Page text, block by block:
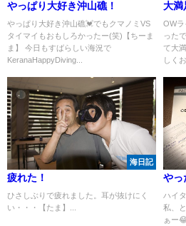
やっぱり大好き沖山礁！
やっぱり大好き沖山礁💓でもクマノミVS
タイマイもおもしろかったー(笑)【ちーま
ま】 今日もすばらしい海況で
KeranaHappyDiving...
大満
OW
った
て大
しく
海日記
疲れた！
ひさしぶりで疲れました。耳が抜けにく
い・・・【たま】...
や
ハイ
私、
ぁー